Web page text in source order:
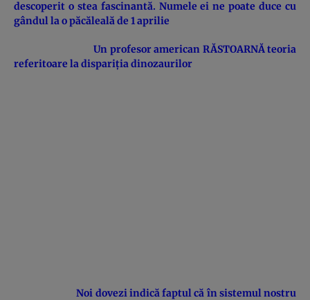
descoperit o stea fascinantă. Numele ei ne poate duce cu
gândul la o păcăleală de 1 aprilie
Un profesor american RĂSTOARNĂ teoria
referitoare la dispariţia dinozaurilor
Noi dovezi indică faptul că în sistemul nostru